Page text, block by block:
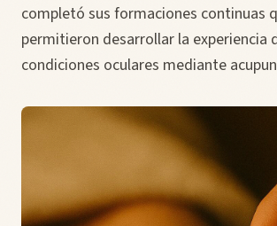
completó sus formaciones continuas
permitieron desarrollar la experiencia
condiciones oculares mediante